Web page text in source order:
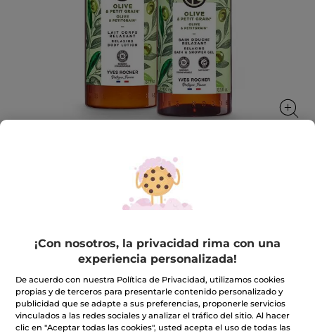
Kit Cuerpo & Baño Olive & Petit Grain
- Gel ducha 400ml & Leche Corporal
★★★★★
★★★★★
de
Kit
Cuerpo
Baño
INCLUIR UNA RESEÑA
15,98€
Cantidad
¡Con nosotros, la privacidad rima con una
experiencia personalizada!
De acuerdo con nuestra Política de Privacidad, utilizamos cookies
propias y de terceros para presentarle contenido personalizado y
publicidad que se adapte a sus preferencias, proponerle servicios
vinculados a las redes sociales y analizar el tráfico del sitio. Al hacer
clic en "Aceptar todas las cookies", usted acepta el uso de todas las